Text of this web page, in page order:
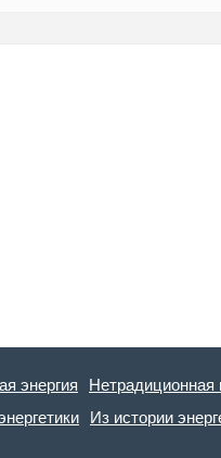
энергия
Нетрадиционная
Из истории